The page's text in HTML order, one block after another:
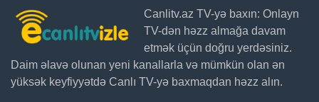
Canlitv.az TV-yə baxın: Onlayn
TV-dən həzz almağa davam
etmək üçün doğru yerdəsiniz.
Daim əlavə olunan yeni kanallarla və mümkün olan ən
yüksək keyfiyyətdə Canlı TV-yə baxmaqdan həzz alın.